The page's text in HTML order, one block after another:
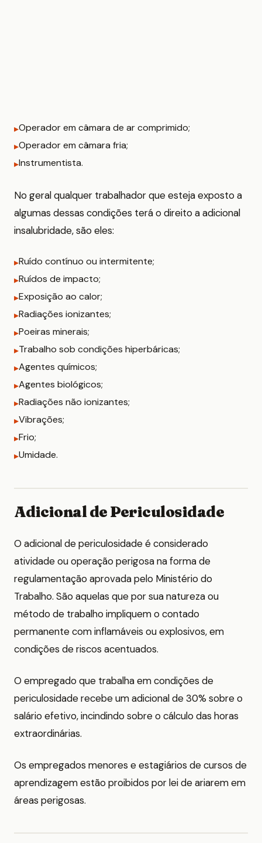
Operador em câmara de ar comprimido;
Operador em câmara fria;
Instrumentista.
No geral qualquer trabalhador que esteja exposto a
algumas dessas condições terá o direito a adicional
insalubridade, são eles:
Ruído contínuo ou intermitente;
Ruídos de impacto;
Exposição ao calor;
Radiações ionizantes;
Poeiras minerais;
Trabalho sob condições hiperbáricas;
Agentes químicos;
Agentes biológicos;
Radiações não ionizantes;
Vibrações;
Frio;
Umidade.
Adicional de Periculosidade
O adicional de periculosidade é considerado
atividade ou operação perigosa na forma de
regulamentação aprovada pelo Ministério do
Trabalho. São aquelas que por sua natureza ou
método de trabalho impliquem o contado
permanente com inflamáveis ou explosivos, em
condições de riscos acentuados.
O empregado que trabalha em condições de
periculosidade recebe um adicional de 30% sobre o
salário efetivo, incindindo sobre o cálculo das horas
extraordinárias.
Os empregados menores e estagiários de cursos de
aprendizagem estão proibidos por lei de ariarem em
áreas perigosas.